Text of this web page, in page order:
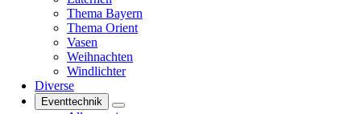
Thema Bayern
Thema Orient
Vasen
Weihnachten
Windlichter
Diverse
Eventtechnik